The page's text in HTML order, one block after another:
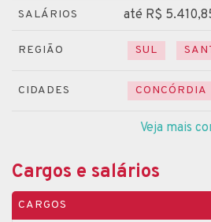
SALÁRIOS até R$
REGIÃO SUL
CIDADES CONCÓRDIA
Veja mais
Cargos e salários
CARGOS